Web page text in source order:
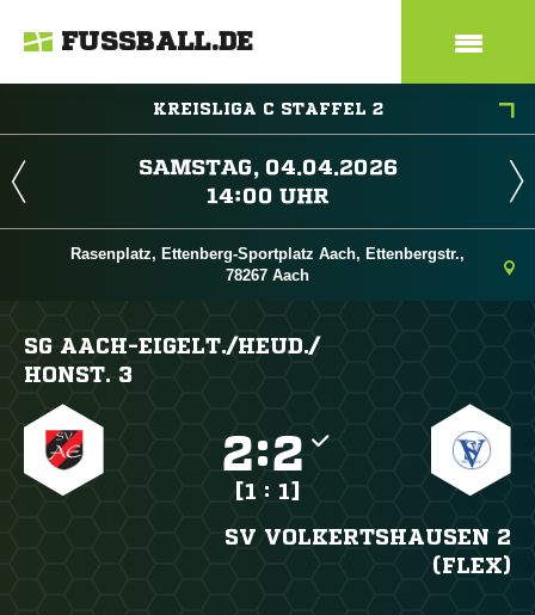
FUSSBALL.DE
KREISLIGA C STAFFEL 2
 
 
Rasenplatz, Ettenberg-Sportplatz Aach, Ettenbergstr.,
78267 Aach
SG AACH-EIGELT./​HEUD./​
HONST. 3
:
[1 : 1]
SV VOLKERTSHAUSEN 2
(FLEX)